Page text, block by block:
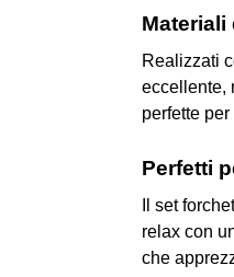
Materiali
Realizzati
eccellente,
perfette
Perfetti
Il set
relax con
che